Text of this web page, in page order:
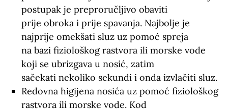
postupak je preproručljivo obaviti
prije obroka i prije spavanja. Najbolje je
najprije omekšati sluz uz pomoć spreja
na bazi fiziološkog rastvora ili morske vode
koji se ubrizgava u nosić, zatim
sačekati nekoliko sekundi i onda izvlačiti sluz.
Redovna higijena nosića uz pomoć fiziološkog
rastvora ili morske vode. Kod